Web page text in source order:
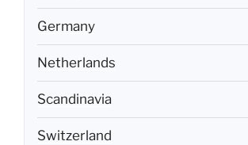
Germany
Netherlands
Scandinavia
Switzerland